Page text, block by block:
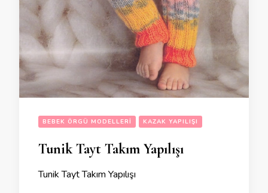
BEBEK ÖRGÜ MODELLERI KAZAK YAPILIŞI
Tunik Tayt Takım Yapılışı
Tunik Tayt Takım Yapılışı